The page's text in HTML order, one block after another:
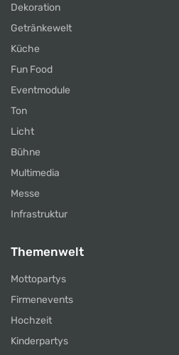
Dekoration
Getränkewelt
Küche
Fun Food
Eventmodule
Ton
Licht
Bühne
Multimedia
Messe
Infrastruktur
Themenwelt
Mottopartys
Firmenevents
Hochzeit
Kinderpartys